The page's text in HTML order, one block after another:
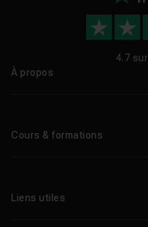
4.7 sur
À propos
Cours & formations
Formations certifiantes
Liens utiles